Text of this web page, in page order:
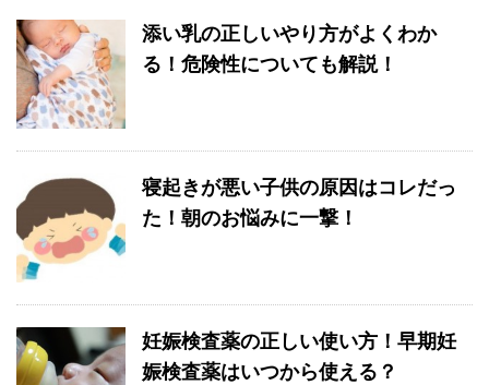
添い乳の正しいやり方がよくわか
る！危険性についても解説！
寝起きが悪い子供の原因はコレだっ
た！朝のお悩みに一撃！
妊娠検査薬の正しい使い方！早期妊
娠検査薬はいつから使える？